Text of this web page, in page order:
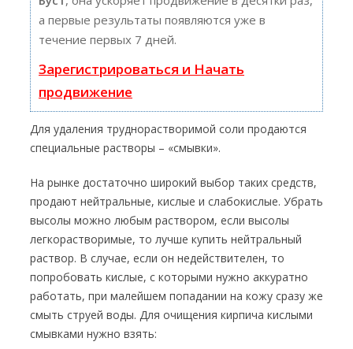
а первые результаты появляются уже в
течение первых 7 дней.
Зарегистрироваться и Начать
продвижение
Для удаления труднорастворимой соли продаются
специальные растворы – «смывки».
На рынке достаточно широкий выбор таких средств,
продают нейтральные, кислые и слабокислые. Убрать
высолы можно любым раствором, если высолы
легкорастворимые, то лучше купить нейтральный
раствор. В случае, если он недействителен, то
попробовать кислые, с которыми нужно аккуратно
работать, при малейшем попадании на кожу сразу же
смыть струей воды. Для очищения кирпича кислыми
смывками нужно взять: